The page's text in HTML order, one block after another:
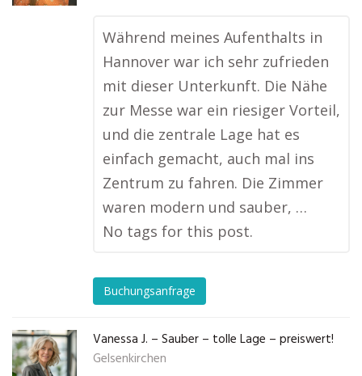
Während meines Aufenthalts in
Hannover war ich sehr zufrieden
mit dieser Unterkunft. Die Nähe
zur Messe war ein riesiger Vorteil,
und die zentrale Lage hat es
einfach gemacht, auch mal ins
Zentrum zu fahren. Die Zimmer
waren modern und sauber, …
No tags for this post.
Buchungsanfrage
Vanessa J. – Sauber – tolle Lage – preiswert!
Gelsenkirchen